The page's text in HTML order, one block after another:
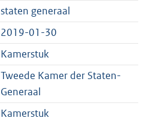
staten generaal
2019-01-30
Kamerstuk
Tweede Kamer der Staten-
Generaal
Kamerstuk